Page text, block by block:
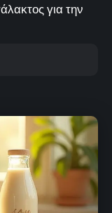
για την